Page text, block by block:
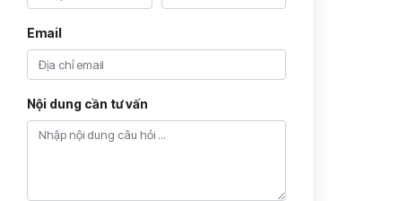
Email
Nội dung cần tư vấn